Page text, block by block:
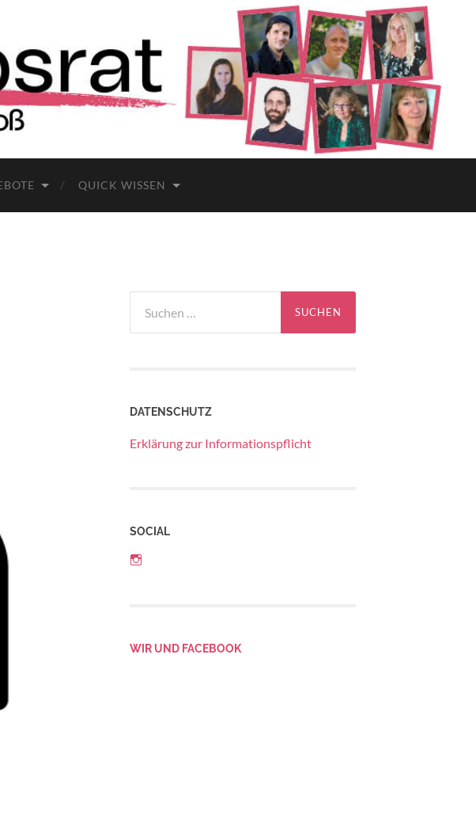
QUICK WISSEN
nach:
DATENSCHUTZ
Erklärung zur Informationspflicht
SOCIAL
WIR UND FACEBOOK